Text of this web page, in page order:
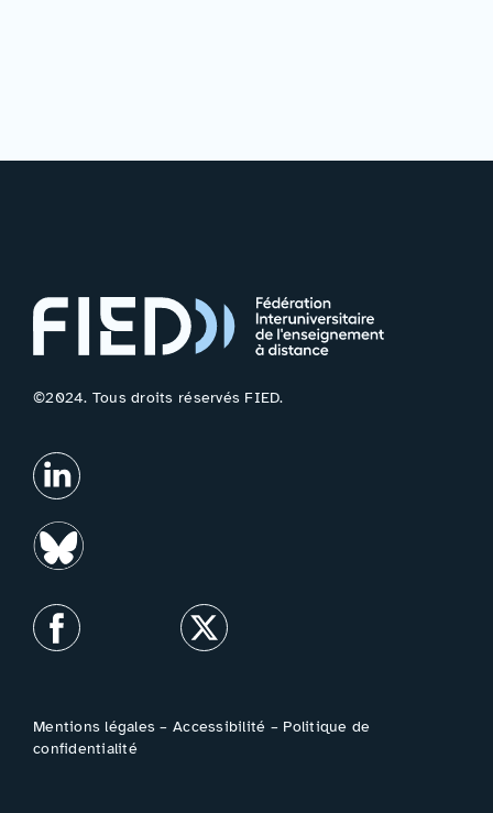
©2024. Tous droits réservés FIED.
Mentions légales –Accessibilité – Politique de
confidentialité